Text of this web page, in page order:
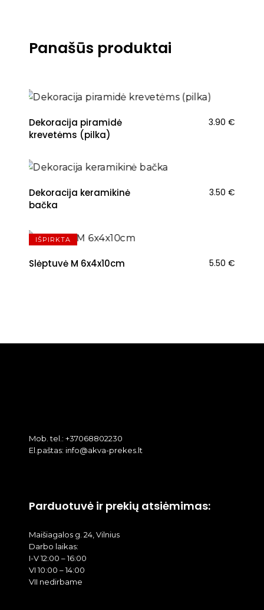
Panašūs produktai
Dekoracija piramidė
krevetėms (pilka)
3.90 €
Dekoracija keramikinė
bačka
3.50 €
IŠPIRKTA
Slėptuvė M 6x4x10cm 5.50 €
Mob. tel.: +37068802230
El.paštas: info@akva-prekes.lt
Parduotuvė ir prekių atsiėmimas:
Maišiagalos g. 24, Vilnius
Darbo laikas:
I-V 12:00 – 16:00
VI 10:00 – 14:00
VII nedirbame